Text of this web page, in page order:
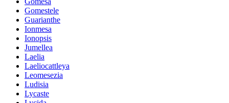
Gomestele
Guarianthe
Ionmesa
Ionopsis
Jumellea
Laelia
Laeliocattleya
Leomesezia
Ludisia
Lycaste